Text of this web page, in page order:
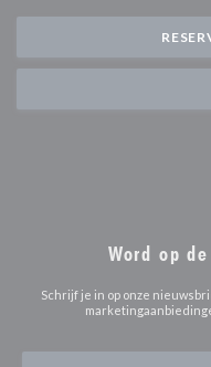
Word op
Schrijf je in op onze